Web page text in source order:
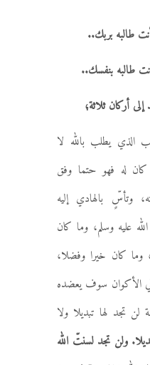
طالبه بربك..
طالبه بنفسك..
أركان ثلاثة؛
الذي يطلب بالله لا
له فهو حتما وفق
وتأسٍّ بالهادي إليه
عليه وسلم، وما كان
كان خيرا وفضلا،
الأكوان سوف يعضده
لن تجد لها تبديلا ولا
ولن تجد لسنتّ الله